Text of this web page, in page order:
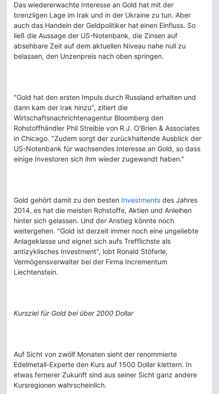
Das wiedererwachte Interesse an Gold hat mit der
brenzligen Lage im Irak und in der Ukraine zu tun. Aber
auch das Handeln der Geldpolitiker hat einen Einfluss. So
ließ die Aussage der US-Notenbank, die Zinsen auf
absehbare Zeit auf dem aktuellen Niveau nahe null zu
belassen, den Unzenpreis nach oben springen.
"Gold hat den ersten Impuls durch Russland erhalten und
dann kam der Irak hinzu", zitiert die
Wirtschaftsnachrichtenagentur Bloomberg den
Rohstoffhändler Phil Streible von R.J. O'Brien & Associates
in Chicago. "Zudem sorgt der zurückhaltende Ausblick der
US-Notenbank für wachsendes Interesse an Gold, so dass
einige Investoren sich ihm wieder zugewandt haben."
Gold gehört damit zu den besten Investments des Jahres
2014, es hat die meisten Rohstoffe, Aktien und Anleihen
hinter sich gelassen. Und der Anstieg könnte noch
weitergehen. "Gold ist derzeit immer noch eine ungeliebte
Anlageklasse und eignet sich aufs Trefflichste als
antizyklisches Investment", lobt Ronald Stöferle,
Vermögensverwalter bei der Firma Incrementum
Liechtenstein.
Kursziel für Gold bei über 2000 Dollar
Auf Sicht von zwölf Monaten sieht der renommierte
Edelmetall-Experte den Kurs auf 1500 Dollar klettern. In
etwas fernerer Zukunft sind aus seiner Sicht ganz andere
Kursregionen wahrscheinlich.